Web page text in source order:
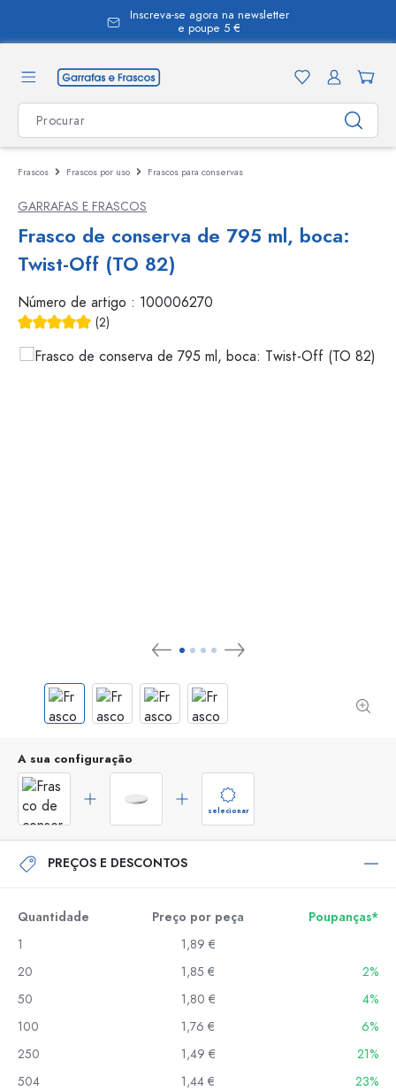
Inscreva-se agora na newsletter
e poupe 5 €
Frascos Frascos por uso Frascos para conservas
GARRAFAS E FRASCOS
Frasco de conserva de 795 ml, boca:
Twist-Off (TO 82)
Número de artigo : 100006270
(2)
A sua configuração
selecionar
PREÇOS E DESCONTOS
Quantidade Preço por peça
Poupanças*
1
1,89 €
20
1,85 €
2%
50
1,80 €
4%
100
1,76 €
6%
250
1,49 €
21%
504
1,44 €
23%